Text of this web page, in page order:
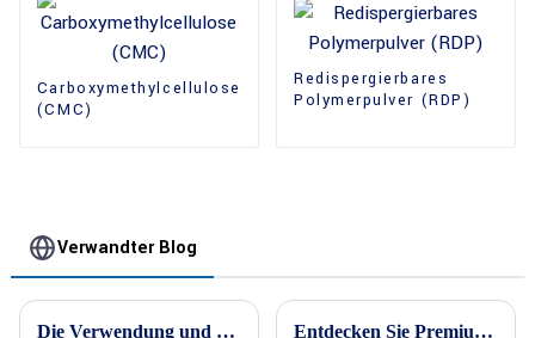
Carboxymethylcellulose
(CMC)
Redispergierbares
Polymerpulver (RDP)
Verwandter Blog
Die Verwendung und Rolle von Celluloseether in verschiedenen Baumaterialien Entdecken Sie Premium #CelluloseEther!